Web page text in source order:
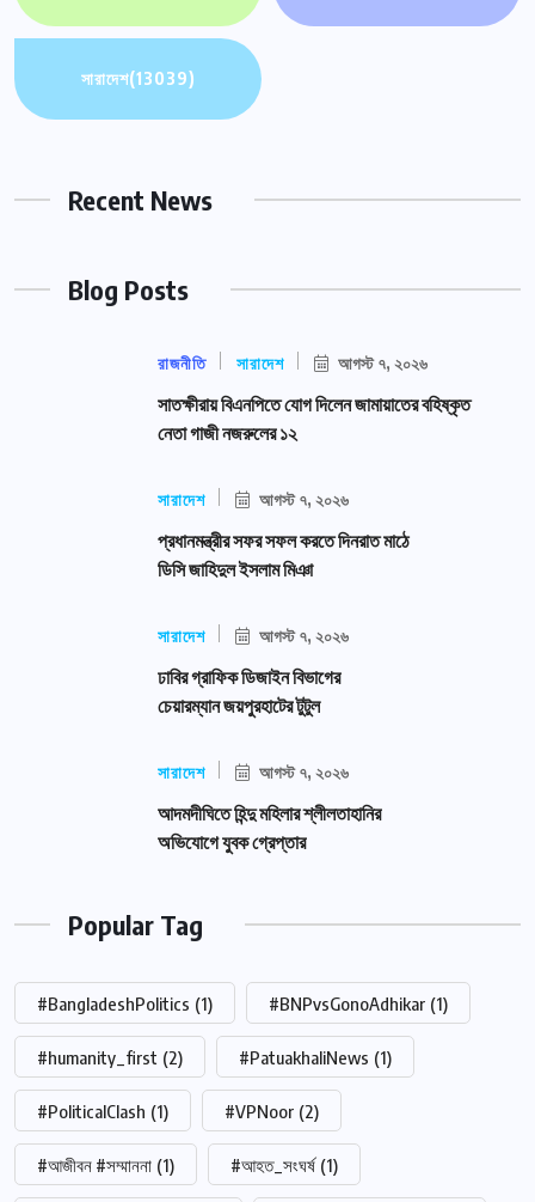
সারাদেশ(13039)
Recent News
Blog Posts
রাজনীতি সারাদেশ আগস্ট ৭, ২০২৬
সাতক্ষীরায় বিএনপিতে যোগ দিলেন জামায়াতের বহিষ্কৃত
নেতা গাজী নজরুলের ১২
সারাদেশ আগস্ট ৭, ২০২৬
প্রধানমন্ত্রীর সফর সফল করতে দিনরাত মাঠে
ডিসি জাহিদুল ইসলাম মিঞা
সারাদেশ আগস্ট ৭, ২০২৬
ঢাবির গ্রাফিক ডিজাইন বিভাগের
চেয়ারম্যান জয়পুরহাটের টুটুল
সারাদেশ আগস্ট ৭, ২০২৬
আদমদীঘিতে হিন্দু মহিলার শ্লীলতাহানির
অভিযোগে যুবক গ্রেপ্তার
Popular Tag
#BangladeshPolitics (1) #BNPvsGonoAdhikar (1)
#humanity_first (2) #PatuakhaliNews (1)
#PoliticalClash (1) #VPNoor (2)
#আজীবন #সম্মাননা (1) #আহত_সংঘর্ষ (1)